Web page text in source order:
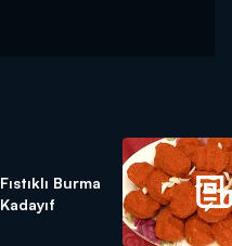
Fıstıklı Burma
Kadayıf